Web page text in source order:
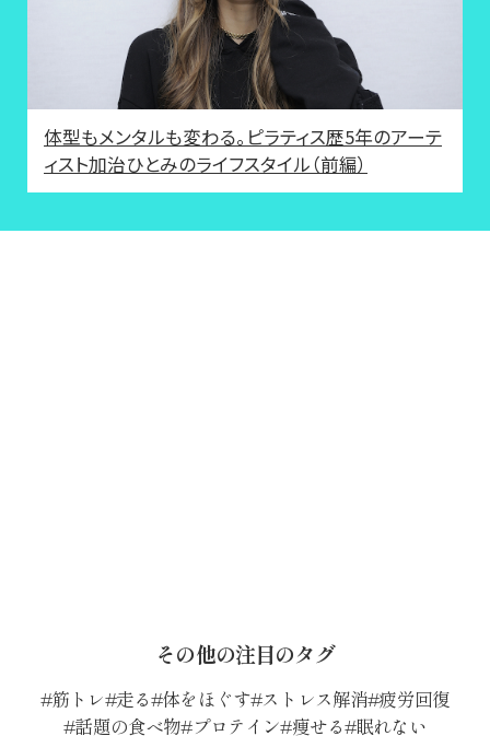
体型もメンタルも変わる。ピラティス歴5年のアーテ
ィスト加治ひとみのライフスタイル（前編）
その他の注目のタグ
筋トレ 走る 体をほぐす ストレス解消 疲労回復
話題の食べ物 プロテイン 痩せる 眠れない